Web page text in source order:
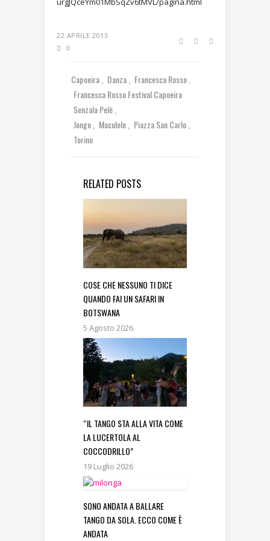
22 APRILE 2013
0
Capoeira Danza
Francesca Rosso
Francesca Rosso Festival Capoeira
Senzala Pelè
Jongo
Maculele
Piazza San Carlo
Torino
RELATED POSTS
COSE CHE NESSUNO TI DICE
QUANDO FAI UN SAFARI IN
BOTSWANA
5 Agosto 2026
“IL TANGO STA ALLA VITA COME
LA LUCERTOLA AL
COCCODRILLO”
19 Luglio 2026
SONO ANDATA A BALLARE
TANGO DA SOLA. ECCO COME È
ANDATA